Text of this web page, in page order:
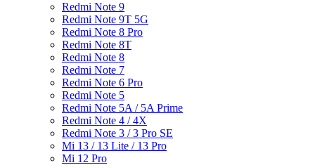
Redmi Note 9
Redmi Note 9T 5G
Redmi Note 8 Pro
Redmi Note 8T
Redmi Note 8
Redmi Note 7
Redmi Note 6 Pro
Redmi Note 5
Redmi Note 5A / 5A Prime
Redmi Note 4 / 4X
Redmi Note 3 / 3 Pro SE
Mi 13 / 13 Lite / 13 Pro
Mi 12 Pro